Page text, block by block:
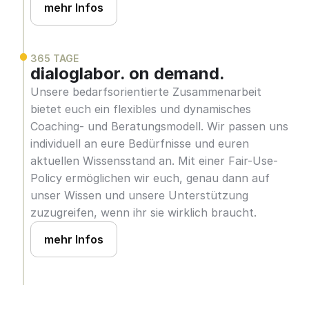
mehr Infos
365 TAGE
dialoglabor. on demand.
Unsere bedarfsorientierte Zusammenarbeit
bietet euch ein flexibles und dynamisches
Coaching- und Beratungsmodell. Wir passen uns
individuell an eure Bedürfnisse und euren
aktuellen Wissensstand an. Mit einer Fair-Use-
Policy ermöglichen wir euch, genau dann auf
unser Wissen und unsere Unterstützung
zuzugreifen, wenn ihr sie wirklich braucht.
mehr Infos